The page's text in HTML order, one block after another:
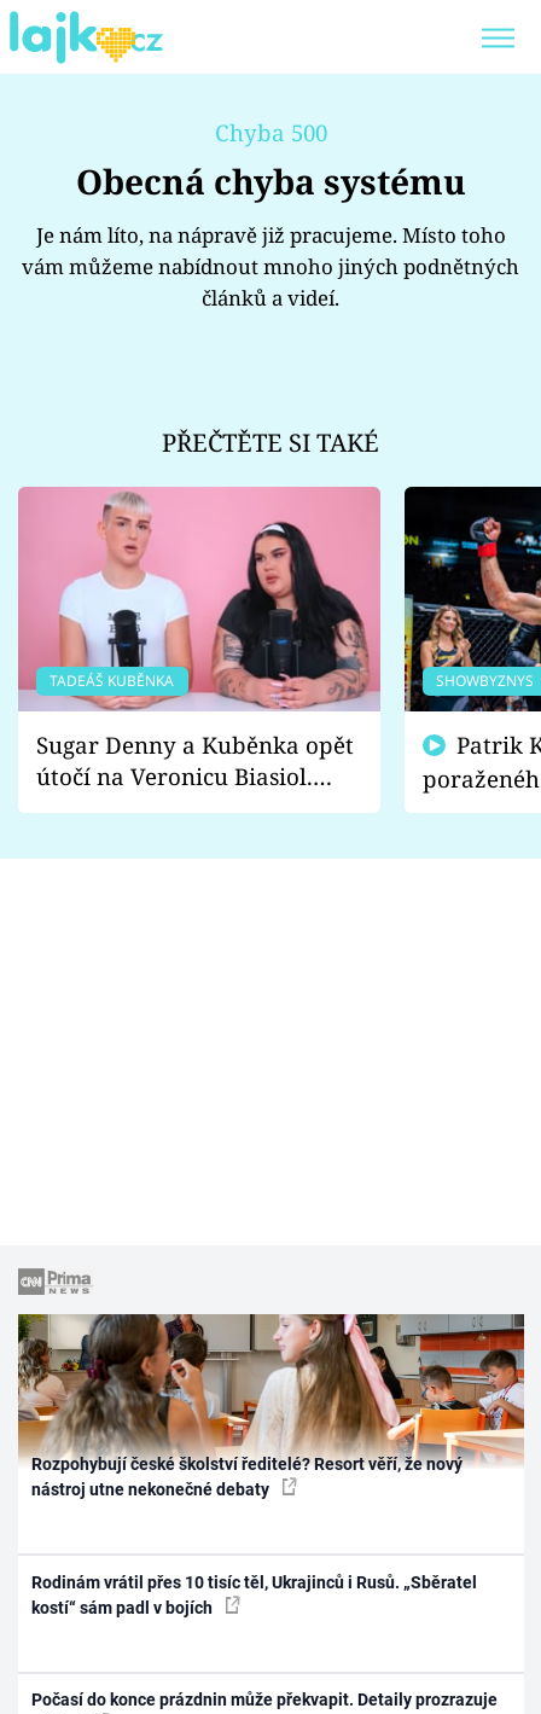
Virály
Sex a vztahy
Videa
Sledujte prima+
Přihlášení
Chyba 500
Obecná chyba systému
Je nám líto, na nápravě již pracujeme. Místo toho
vám můžeme nabídnout mnoho jiných podnětných
článků a videí.
PŘEČTĚTE SI TAKÉ
TADEÁŠ KUBĚNKA
Sugar Denny a Kuběnka opět
útočí na Veronicu Biasiol.
Proč je podle nich falešná a
SHOWBYZNYS
fanoušci
Rozpohybují české školství ředitelé? Resort věří, že nový
nástroj utne nekonečné debaty
Rodinám vrátil přes 10 tisíc těl, Ukrajinců i Rusů. „Sběratel
kostí“ sám padl v bojích
Počasí do konce prázdnin může překvapit. Detaily prozrazuje